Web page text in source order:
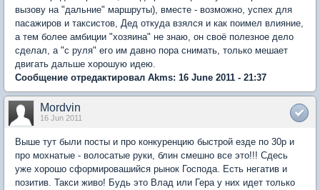
вызову на "дальние" маршруты), вместе - возможно, успех для
пасажиров и таксистов, Дед откуда взялся и как поимел влияние,
а тем более амбиции "хозяина" не знаю, он своё полезное дело
сделал, а "с руля" его им давно пора снимать, только мешает
двигать дальше хорошую идею.
Сообщение отредактировал Akms: 16 June 2011 - 21:37
Mordvin
16 Jun 2011
Выше тут были посты и про конкуренцию быстрой езде по 30р и
про мохнатые - волосатые руки, блин смешно все это!!! Сдесь
уже хорошо сформировашийся рынок Господа. Есть негатив и
позитив. Такси живо! Будь это Влад или Гера у них идет только